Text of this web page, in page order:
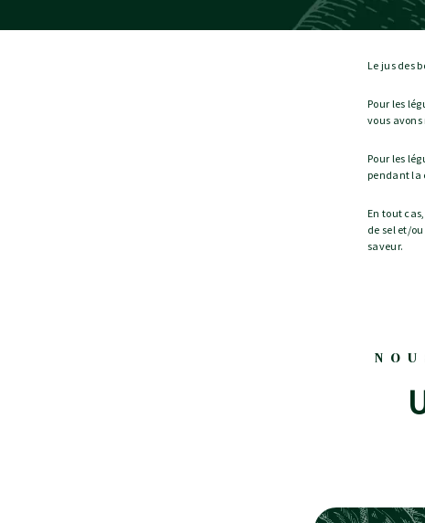
Le jus des
Pour les
vous
Pour les
pendant la
En tout
de sel et/
saveur.